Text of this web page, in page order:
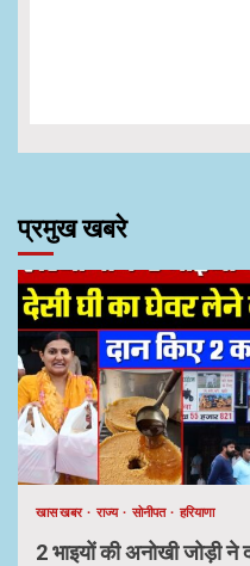
प्रमुख खबरे
खास खबर राज्य सोनीपत हरियाणा
2 भाइयों की अनोखी जोड़ी